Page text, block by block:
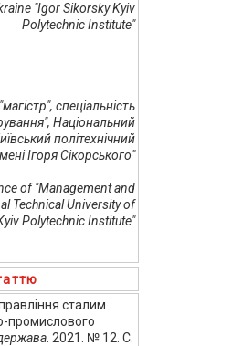
"Igor Sikorsky Kyiv
Polytechnic Institute"
спеціальність
Національний
політехнічний
Ігоря Сікорського"
of "Management and
Technical University of
Polytechnic Institute"
сталим
промислового
. 2021. № 12. С.